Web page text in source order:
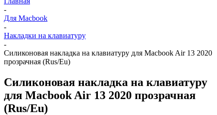
-
Для Macbook
-
Накладки на клавиатуру
-
Силиконовая накладка на клавиатуру для Macbook Air 13 2020
прозрачная (Rus/Eu)
Силиконовая накладка на клавиатуру
для Macbook Air 13 2020 прозрачная
(Rus/Eu)